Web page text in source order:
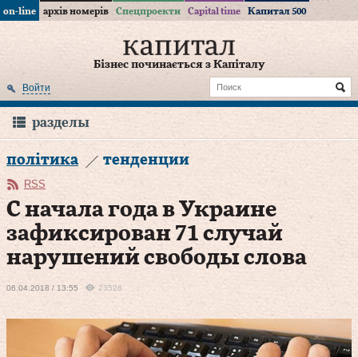
on-line архів номерів Спецпроекти Capital time Капитал 500
Бізнес починається з Капіталу
Войти
разделы
політика тенденции
RSS
С начала года в Украине
зафиксирован 71 случай
нарушений свободы слова
06.04.2018 / 13:55 23526